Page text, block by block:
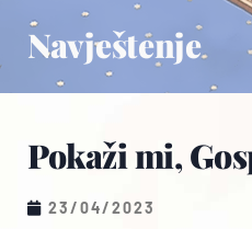
Navještenje
Pokaži mi,
23/04/2023